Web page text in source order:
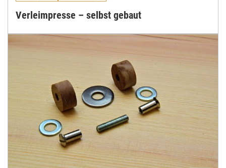
Verleimpresse – selbst gebaut